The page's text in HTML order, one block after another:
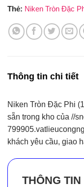
Thẻ: Niken Tròn Đặc
Thông tin chi tiết
Niken Tròn Đặc Phi
sẵn trong kho của //
khách yêu cầu, giao
THÔNG